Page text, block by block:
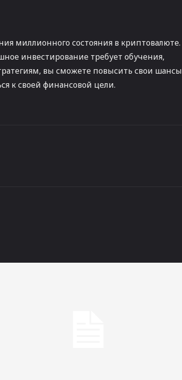
миллионного состояния в криптовалюте.
инвестирование требует обучения,
вы сможете повысить свои шансы
к своей финансовой цели.